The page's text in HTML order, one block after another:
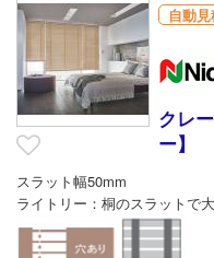
自動
クレ
ー】
スラット幅50mm
ライトリー：桐のスラットで